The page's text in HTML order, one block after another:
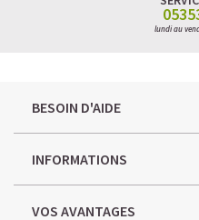
lundi au
BESOIN D'AIDE
INFORMATIONS
VOS AVANTAGES